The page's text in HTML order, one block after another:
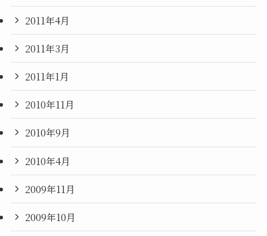
2011年4月
2011年3月
2011年1月
2010年11月
2010年9月
2010年4月
2009年11月
2009年10月